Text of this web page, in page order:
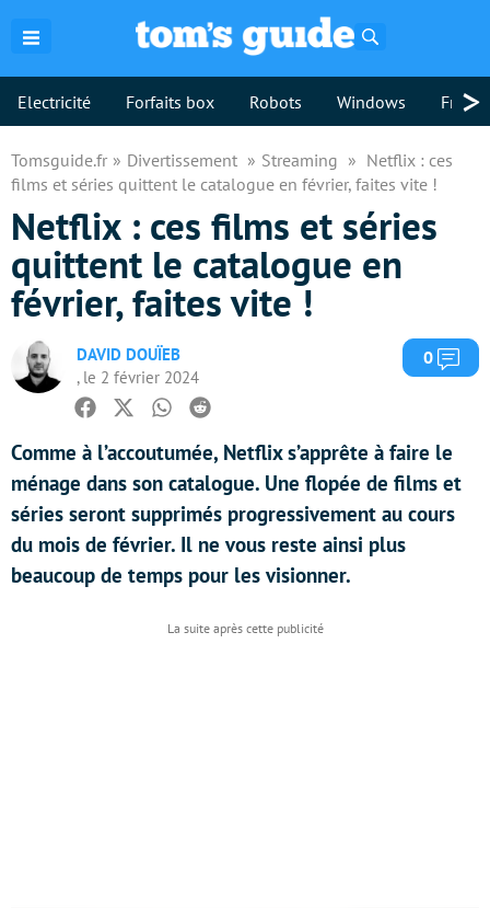
Electricité Forfaits box Robots Windows >
Tomsguide.fr Divertissement Streaming
Netflix : ces
films et séries quittent le catalogue en février, faites vite !
Netflix : ces films et séries
quittent le catalogue en
février, faites vite !
DAVID DOUÏEB
, le 2 février 2024
0
Facebook
TwitterWhatsapp
Reddit
Comme à l’accoutumée, Netflix s’apprête à faire le
ménage dans son catalogue. Une flopée de films et
séries seront supprimés progressivement au cours
du mois de février. Il ne vous reste ainsi plus
beaucoup de temps pour les visionner.